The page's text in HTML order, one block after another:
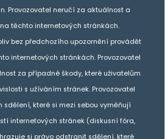
Provozovatel neručí za aktuálnost a
těchto internetových stránkách.
bez předchozího upozornění provádět
internetových stránkách. Provozovatel
za případné škody, které uživatelům
s užíváním stránek. Provozovatel
které si mezi sebou vyměňují
internetových stránek (diskusní fóra,
si právo odstranit sdělení, které